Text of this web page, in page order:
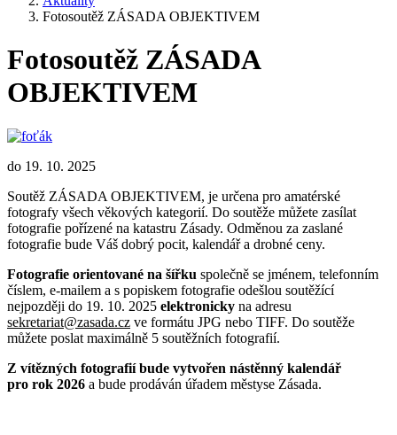
Fotosoutěž ZÁSADA OBJEKTIVEM
Fotosoutěž ZÁSADA
OBJEKTIVEM
do 19. 10. 2025
Soutěž ZÁSADA OBJEKTIVEM, je určena pro amatérské
fotografy všech věkových kategorií. Do soutěže můžete zasílat
fotografie pořízené na katastru Zásady. Odměnou za zaslané
fotografie bude Váš dobrý pocit, kalendář a drobné ceny.
Fotografie orientované na šířku společně se jménem, telefonním
číslem, e-mailem a s popiskem fotografie odešlou soutěžící
nejpozději do 19. 10. 2025 elektronicky na adresu
sekretariat@zasada.cz ve formátu JPG nebo TIFF. Do soutěže
můžete poslat maximálně 5 soutěžních fotografií.
Z vítězných fotografií bude vytvořen nástěnný kalendář
pro rok 2026 a bude prodáván úřadem městyse Zásada.